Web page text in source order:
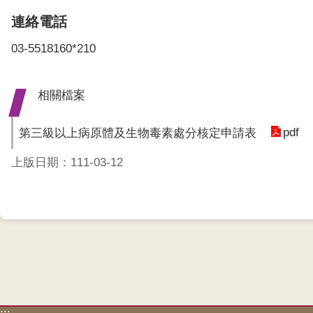
連絡電話
03-5518160*210
相關檔案
第三級以上病原體及生物毒素處分核定申請表 pdf
上版日期：111-03-12